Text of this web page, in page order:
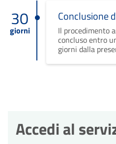
30
giorni
Conclusione
Il procedimento
concluso entro
giorni dalla
Accedi al